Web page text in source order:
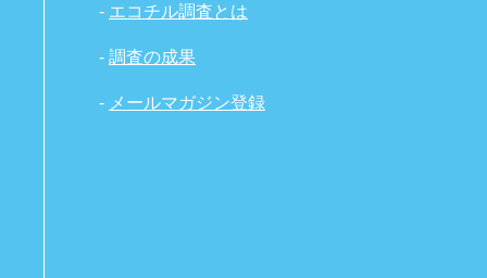
- エコチル調査とは
- 調査の成果
- メールマガジン登録